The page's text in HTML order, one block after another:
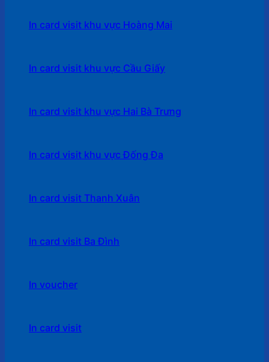
In card visit khu vực Hoàng Mai
In card visit khu vực Cầu Giấy
In card visit khu vực Hai Bà Trưng
In card visit khu vực Đống Đa
In card visit Thanh Xuân
In card visit Ba Đình
In voucher
In card visit